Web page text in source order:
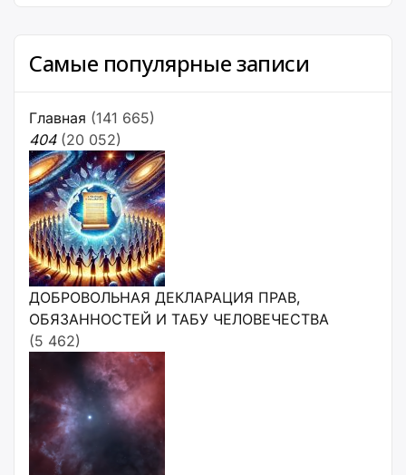
Самые популярные записи
Главная (141 665)
404 (20 052)
ДОБРОВОЛЬНАЯ ДЕКЛАРАЦИЯ ПРАВ,
ОБЯЗАННОСТЕЙ И ТАБУ ЧЕЛОВЕЧЕСТВА
(5 462)